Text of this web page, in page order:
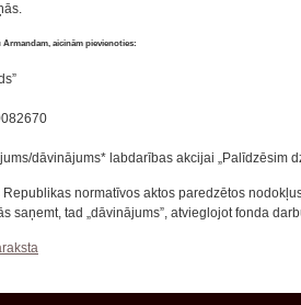
aicinām pievienoties:
dāvinājums* labdarības akcijai „Palīdzēsim
normatīvos aktos paredzētos
saņemt, tad „dāvinājums”, atvieglojot fonda